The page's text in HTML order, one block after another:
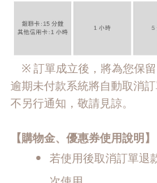
※ 訂單成立後，將為您保留
逾期未付款系統將自動取消
不另行通知，敬請見諒。
【購物金、優惠券使用說明】
若使用後取消訂單退